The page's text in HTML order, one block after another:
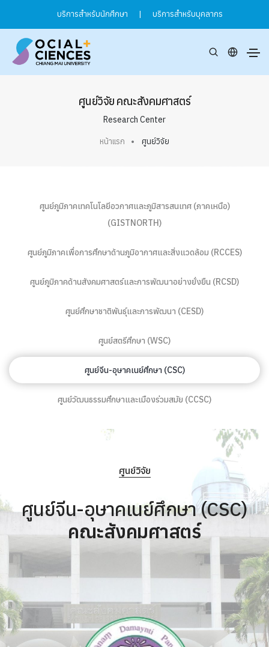
บริการสำหรับนักศึกษา | บริการสำหรับบุคลากร
ศูนย์วิจัย คณะสังคมศาสตร์
Research Center
หน้าแรก ศูนย์วิจัย
ศูนย์ภูมิภาคเทคโนโลยีอวกาศและภูมิสารสนเทศ (ภาคเหนือ)
(GISTNORTH)
ศูนย์ภูมิภาคเพื่อการศึกษาด้านภูมิอากาศและสิ่งแวดล้อม (RCCES)
ศูนย์ภูมิภาคด้านสังคมศาสตร์และการพัฒนาอย่างยั่งยืน (RCSD)
ศูนย์ศึกษาชาติพันธุ์และการพัฒนา (CESD)
ศูนย์สตรีศึกษา (WSC)
ศูนย์จีน-อุษาคเนย์ศึกษา (CSC)
ศูนย์วัฒนธรรมศึกษาและเมืองร่วมสมัย (CCSC)
ศูนย์วิจัย
ศูนย์จีน-อุษาคเนย์ศึกษา (CSC)
คณะสังคมศาสตร์